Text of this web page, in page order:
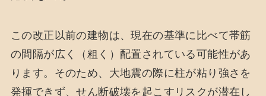
この改正以前の建物は、現在の基準に比べて帯筋
の間隔が広く（粗く）配置されている可能性があ
ります。そのため、大地震の際に柱が粘り強さを
発揮できず、せん断破壊を起こすリスクが潜在し